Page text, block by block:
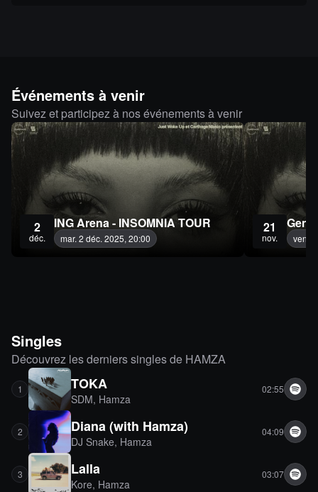
Événements à venir
Suivez et participez à nos événements à venir
2
déc.
ING Arena - INSOMNIA TOUR
mar. 2 déc. 2025, 20:00
21
nov. ven.
Singles
Découvrez les derniers singles de HAMZA
1 TOKA
SDM, Hamza
02:55
2 Diana (with Hamza)
DJ Snake, Hamza
04:09
3 Lalla
Kore, Hamza
03:07